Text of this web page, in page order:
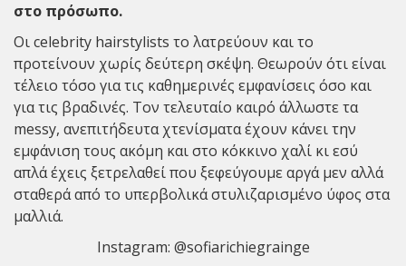
στο πρόσωπο.
Οι celebrity hairstylists το λατρεύουν και το
προτείνουν χωρίς δεύτερη σκέψη. Θεωρούν ότι είναι
τέλειο τόσο για τις καθημερινές εμφανίσεις όσο και
για τις βραδινές. Τον τελευταίο καιρό άλλωστε τα
messy, ανεπιτήδευτα χτενίσματα έχουν κάνει την
εμφάνιση τους ακόμη και στο κόκκινο χαλί κι εσύ
απλά έχεις ξετρελαθεί που ξεφεύγουμε αργά μεν αλλά
σταθερά από το υπερβολικά στυλιζαρισμένο ύφος στα
μαλλιά.
Instagram: @sofiarichiegrainge